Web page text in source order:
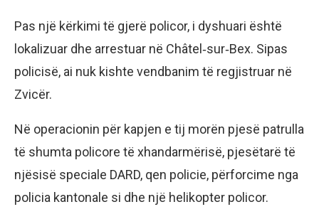
Pas një kërkimi të gjerë policor, i dyshuari është
lokalizuar dhe arrestuar në Châtel‑sur‑Bex. Sipas
policisë, ai nuk kishte vendbanim të regjistruar në
Zvicër.
Në operacionin për kapjen e tij morën pjesë patrulla
të shumta policore të xhandarmërisë, pjesëtarë të
njësisë speciale DARD, qen policie, përforcime nga
policia kantonale si dhe një helikopter policor.